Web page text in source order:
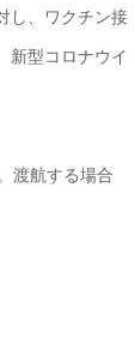
し、ワクチン接
新型コロナウイ
渡航する場合